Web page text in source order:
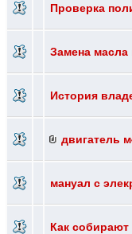
Проверка
Замена масла
История
двигатель
мануал с
Как собирают